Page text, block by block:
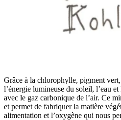
Grâce à la chlorophylle, pigment
l’énergie lumineuse du soleil, l’eau
avec le gaz carbonique de l’air. Ce
et permet de fabriquer la matière
alimentation et l’oxygène qui nous